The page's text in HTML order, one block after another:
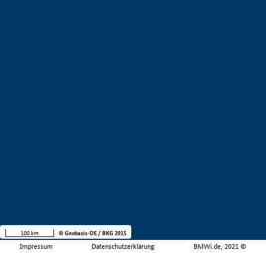
Impressum Datenschutzerklärung BMWi.de, 2021 ©
100 km © Geobasis-DE / BKG 2015